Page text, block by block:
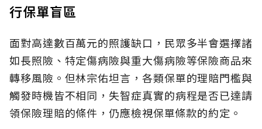
行保單盲區
面對高達數百萬元的照護缺口，民眾多半會選擇諸
如長照險、特定傷病險與重大傷病險等保險商品來
轉移風險。但林宗佑坦言，各類保單的理賠門檻與
觸發時機皆不相同，失智症真實的病程是否已達請
領保險理賠的條件，仍應檢視保單條款的約定。